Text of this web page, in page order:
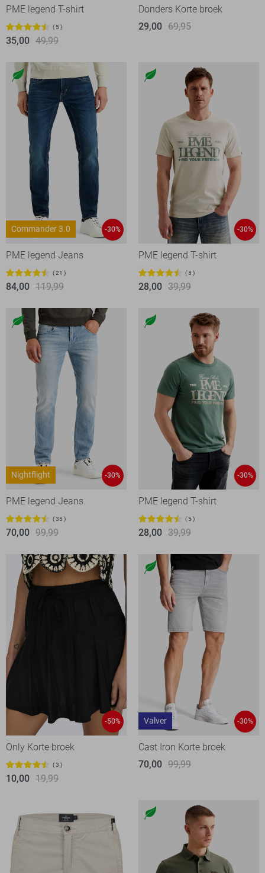
PME legend T-shirt
5
35,00 49,99
Donders Korte broek
29,00 69,95
Commander 3.0 -30%
PME legend Jeans
21
84,00 119,99
-30%
PME legend T-shirt
5
28,00 39,99
Nightflight -30%
PME legend Jeans
35
70,00 99,99
-30%
PME legend T-shirt
5
28,00 39,99
-50%
Only Korte broek
3
10,00 19,99
Valver -30%
Cast Iron Korte broek
70,00 99,99